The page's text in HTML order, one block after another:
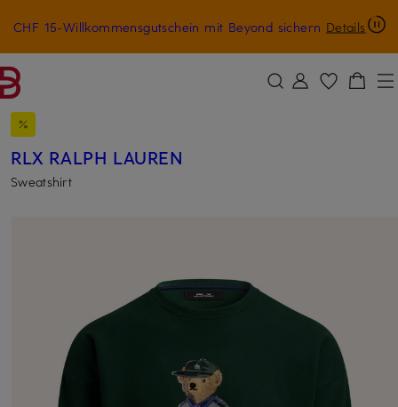
ZUM HAUPTINHALT ÜBERSPRINGEN ZUM SUCHFELD ÜBERSPRINGEN
CHF 15-Willkommensgutschein mit Beyond sichern Details
RLX RALPH LAUREN
Sweatshirt